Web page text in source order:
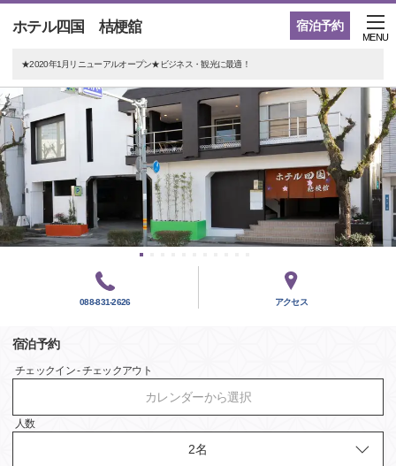
宿泊予約
ホテル四国 桔梗舘
MENU
★2020年1月リニューアルオープン★ビジネス・観光に最適！
088-831-2626 アクセス
宿泊予約
チェックイン - チェックアウト
カレンダーから選択
人数